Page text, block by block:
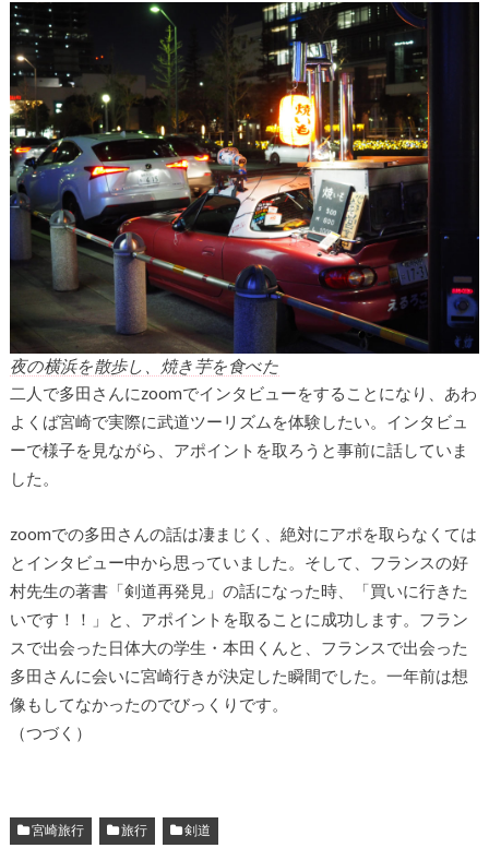
夜の横浜を散歩し、焼き芋を食べた
二人で多田さんにzoomでインタビューをすることになり、あわ
よくば宮崎で実際に武道ツーリズムを体験したい。インタビュ
ーで様子を見ながら、アポイントを取ろうと事前に話していま
した。
zoomでの多田さんの話は凄まじく、絶対にアポを取らなくては
とインタビュー中から思っていました。そして、フランスの好
村先生の著書「剣道再発見」の話になった時、「買いに行きた
いです！！」と、アポイントを取ることに成功します。フラン
スで出会った日体大の学生・本田くんと、フランスで出会った
多田さんに会いに宮崎行きが決定した瞬間でした。一年前は想
像もしてなかったのでびっくりです。
（つづく）
宮崎旅行 旅行 剣道